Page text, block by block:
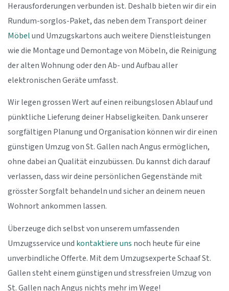
Herausforderungen verbunden ist. Deshalb bieten wir dir ein
Rundum-sorglos-Paket, das neben dem Transport deiner
Möbelund Umzugskartons auch weitere Dienstleistungen
wie die Montage und Demontage von Möbeln, die Reinigung
der alten Wohnung oder den Ab- und Aufbau aller
elektronischen Geräte umfasst.
Wir legen grossen Wert auf einen reibungslosen Ablauf und
pünktliche Lieferung deiner Habseligkeiten. Dank unserer
sorgfältigen Planung und Organisation können wir dir einen
günstigen Umzug von St. Gallen nach Angus ermöglichen,
ohne dabei an Qualität einzubüssen. Du kannst dich darauf
verlassen, dass wir deine persönlichen Gegenstände mit
grösster Sorgfalt behandeln und sicher an deinem neuen
Wohnort ankommen lassen.
Überzeuge dich selbst von unserem umfassenden
Umzugsservice und kontaktiere uns noch heute für eine
unverbindliche Offerte. Mit dem Umzugsexperte Schaaf St.
Gallen steht einem günstigen und stressfreien Umzug von
St. Gallen nach Angus nichts mehr im Wege!